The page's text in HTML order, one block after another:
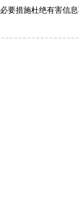
要措施杜绝有害信